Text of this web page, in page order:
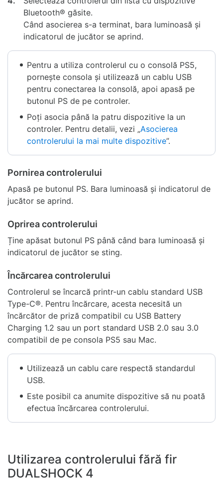
Bluetooth® găsite.
Când asocierea s-a terminat, bara luminoasă și
indicatorul de jucător se aprind.
Pentru a utiliza controlerul cu o consolă PS5,
pornește consola și utilizează un cablu USB
pentru conectarea la consolă, apoi apasă pe
butonul PS de pe controler.
Poți asocia până la patru dispozitive la un
controler. Pentru detalii, vezi „Asocierea
controlerului la mai multe dispozitive”.
Pornirea controlerului
Apasă pe butonul PS. Bara luminoasă și indicatorul de
jucător se aprind.
Oprirea controlerului
Ține apăsat butonul PS până când bara luminoasă și
indicatorul de jucător se sting.
Încărcarea controlerului
Controlerul se încarcă printr-un cablu standard USB
Type-C®. Pentru încărcare, acesta necesită un
încărcător de priză compatibil cu USB Battery
Charging 1.2 sau un port standard USB 2.0 sau 3.0
compatibil de pe consola PS5 sau Mac.
Utilizează un cablu care respectă standardul
USB.
Este posibil ca anumite dispozitive să nu poată
efectua încărcarea controlerului.
Utilizarea controlerului fără fir
DUALSHOCK 4